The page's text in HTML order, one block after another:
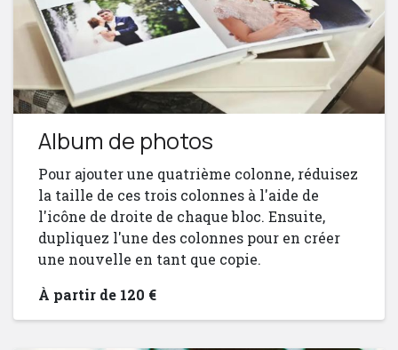
Album de photos
Pour ajouter une quatrième colonne, réduisez
la taille de ces trois colonnes à l'aide de
l'icône de droite de chaque bloc. Ensuite,
dupliquez l'une des colonnes pour en créer
une nouvelle en tant que copie.
À partir de 120 €